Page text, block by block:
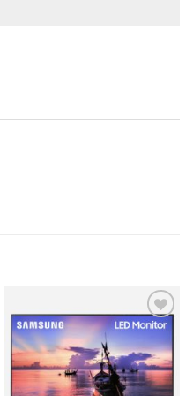
Añadir
a la
lista de
deseos